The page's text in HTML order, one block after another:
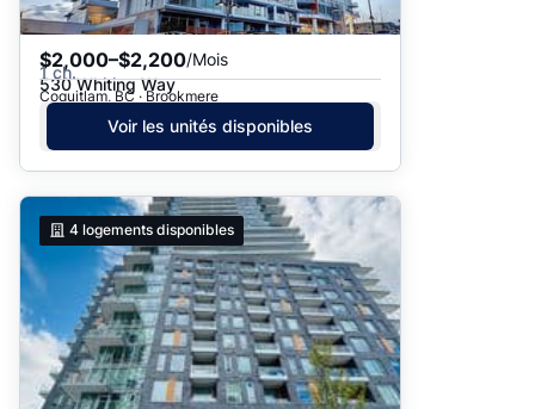
$2,000–$2,200/Mois
1 ch.
530 Whiting Way
Coquitlam, BC · Brookmere
Voir les unités disponibles
4 logements disponibles